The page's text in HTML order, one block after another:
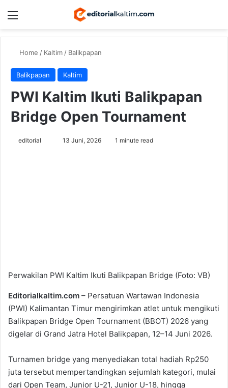
Menu
Home / Kaltim/ Balikpapan
Balikpapan Kaltim
PWI Kaltim Ikuti Balikpapan
Bridge Open Tournament
editorial
Send13 Juni, 2026 1 minute read
Perwakilan PWI Kaltim Ikuti Balikpapan Bridge (Foto: VB)
Editorialkaltim.com – Persatuan Wartawan Indonesia
(PWI) Kalimantan Timur mengirimkan atlet untuk mengikuti
Balikpapan Bridge Open Tournament (BBOT) 2026 yang
digelar di Grand Jatra Hotel Balikpapan, 12–14 Juni 2026.
Turnamen bridge yang menyediakan total hadiah Rp250
juta tersebut mempertandingkan sejumlah kategori, mulai
dari Open Team, Junior U-21, Junior U-18, hingga